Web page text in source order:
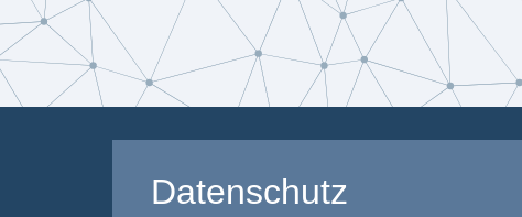
Datenschutz